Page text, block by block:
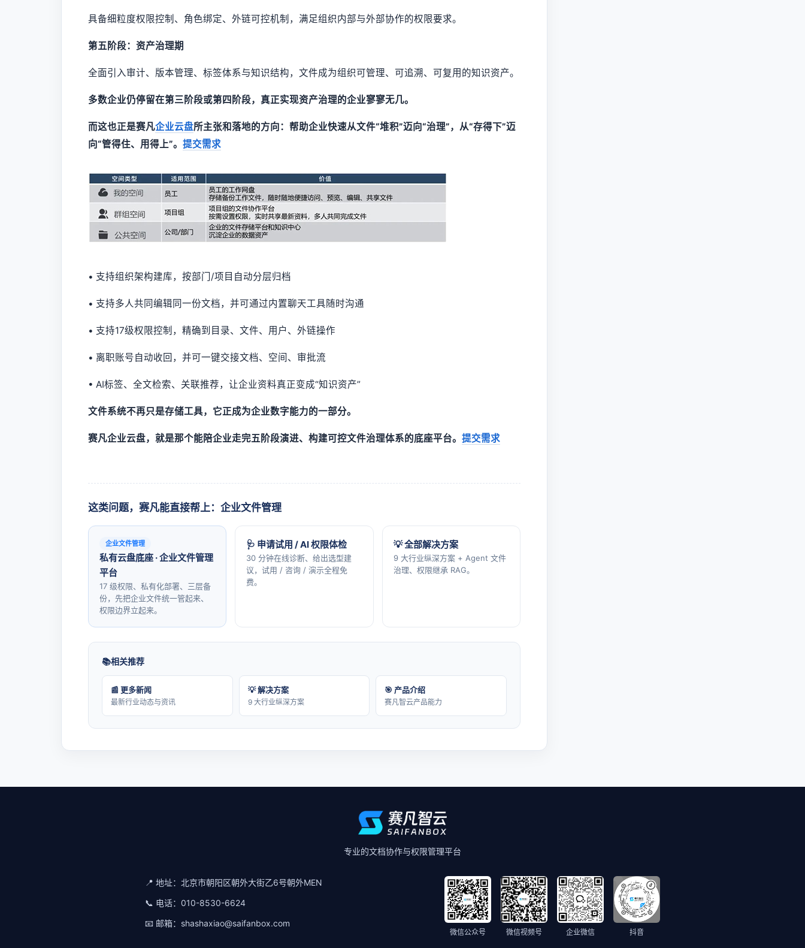
具备细粒度权限控制、角色绑定、外链可控机制，满足组织内部与外部协作的权限要求。
第五阶段：资产治理期
全面引入审计、版本管理、标签体系与知识结构，文件成为组织可管理、可追溯、可复用的知识资产。
多数企业仍停留在第三阶段或第四阶段，真正实现资产治理的企业寥寥无几。
而这也正是赛凡企业云盘所主张和落地的方向：帮助企业快速从文件“堆积”迈向“治理”，从“存得下”迈
向“管得住、用得上”。 提交需求
• 支持组织架构建库，按部门/项目自动分层归档
• 支持多人共同编辑同一份文档，并可通过内置聊天工具随时沟通
• 支持17级权限控制，精确到目录、文件、用户、外链操作
• 离职账号自动收回，并可一键交接文档、空间、审批流
• AI标签、全文检索、关联推荐，让企业资料真正变成“知识资产”
文件系统不再只是存储工具，它正成为企业数字能力的一部分。
赛凡企业云盘，就是那个能陪企业走完五阶段演进、构建可控文件治理体系的底座平台。 提交需求
这类问题，赛凡能直接帮上：企业文件管理
企业文件管理
私有云盘底座 · 企业文件管理
平台
17 级权限、私有化部署、三层备
份，先把企业文件统一管起来、
权限边界立起来。
🩺 申请试用 / AI 权限体检
30 分钟在线诊断、给出选型建
议，试用 / 咨询 / 演示全程免
费。
💡 全部解决方案
9 大行业纵深方案 + Agent 文件
治理、权限继承 RAG。
相关推荐
📰 更多新闻
最新行业动态与资讯
💡 解决方案
9 大行业纵深方案
🎯 产品介绍
赛凡智云产品能力
专业的文档协作与权限管理平台
📍 地址： 北京市朝阳区朝外大街乙6号朝外MEN
📞 电话： 010-8530-6624
📧 邮箱： shashaxiao@saifanbox.com
微信公众号 微信视频号 企业微信 抖音